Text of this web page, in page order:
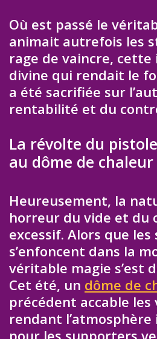
Où est passé le
animait autrefois les
rage de vaincre,
divine qui rendait le
a été sacrifiée sur
rentabilité et du
La révolte du
au dôme de chaleur
Heureusement, la
horreur du vide et du
excessif. Alors que
s’enfoncent dans la
véritable magie s’est
Cet été, un dôme de
précédent accable les
rendant
pour les supporters